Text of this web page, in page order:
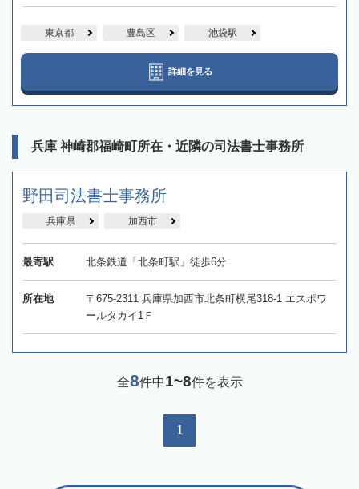
東京都 豊島区 池袋駅
詳細を見る
兵庫 神崎郡福崎町所在・近隣の司法書士事務所
野田司法書士事務所
兵庫県 加西市
最寄駅 北条鉄道「北条町駅」徒歩6分
所在地
〒675-2311 兵庫県加西市北条町横尾318-1 エスポワ
ールタカイ1Ｆ
全8件中1~8件を表示
1